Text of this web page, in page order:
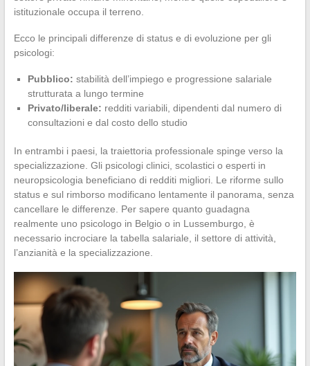
istituzionale occupa il terreno.
Ecco le principali differenze di status e di evoluzione per gli
psicologi:
Pubblico: stabilità dell’impiego e progressione salariale
strutturata a lungo termine
Privato/liberale: redditi variabili, dipendenti dal numero di
consultazioni e dal costo dello studio
In entrambi i paesi, la traiettoria professionale spinge verso la
specializzazione. Gli psicologi clinici, scolastici o esperti in
neuropsicologia beneficiano di redditi migliori. Le riforme sullo
status e sul rimborso modificano lentamente il panorama, senza
cancellare le differenze. Per sapere quanto guadagna
realmente uno psicologo in Belgio o in Lussemburgo, è
necessario incrociare la tabella salariale, il settore di attività,
l’anzianità e la specializzazione.